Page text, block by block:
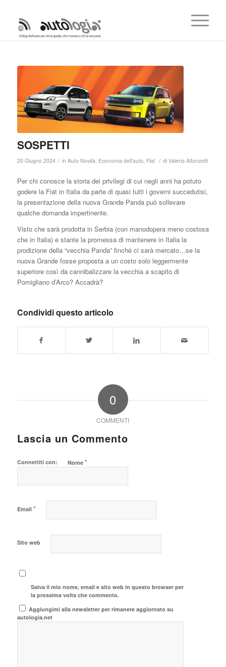
SOSPETTI
20 Giugno 2024 / in Auto Novità Economia dell'auto, Fiat / di Valerio Alfonzetti
Per chi conosce la storia dei privilegi di cui negli anni ha potuto
godere la Fiat in Italia da parte di quasi tutti i governi succedutisi,
la presentazione della nuova Grande Panda può sollevare
qualche domanda impertinente.
Visto che sarà prodotta in Serbia (con manodopera meno costosa
che in Italia) e stante la promessa di mantenere in Italia la
prodizione della “vecchia Panda” finché ci sarà mercato…se la
nuova Grande fosse proposta a un costo solo leggermente
superiore così da cannibalizzare la vecchia a scapito di
Pomigliano d’Arco? Accadrà?
Condividi questo articolo
0
COMMENTI
Lascia un Commento
Connettiti con: Nome *
Email *
Sito web
Salva il mio nome, email e sito web in questo browser per
la prossima volta che commento.
Aggiungimi alla newsletter per rimanere aggiornato su
autologia.net